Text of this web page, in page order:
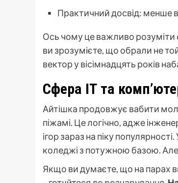
Практичний досвід: менше
Ось чому це важливо розуміти
ви зрозумієте, що обрали не
вектор у вісімнадцять років
Сфера ІТ та
Айтішка продовжує вабити
піжамі. Це логічно, адже
ігор зараз на піку
коледжі з потужною базою.
Якщо ви думаєте, що на парах